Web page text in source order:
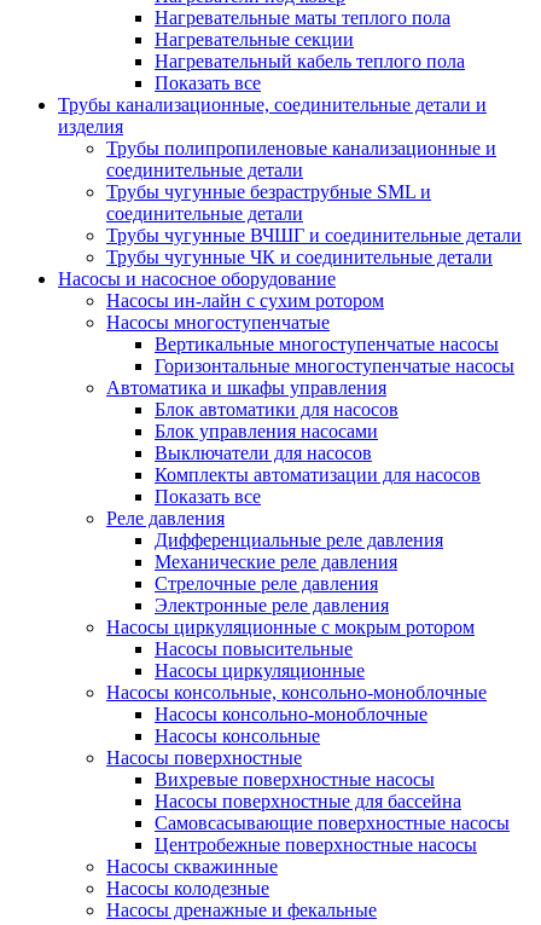
Нагревательные маты теплого пола
Нагревательные секции
Нагревательный кабель теплого пола
Показать все
Трубы канализационные, соединительные детали и
изделия
Трубы полипропиленовые канализационные и
соединительные детали
Трубы чугунные безраструбные SML и
соединительные детали
Трубы чугунные ВЧШГ и соединительные детали
Трубы чугунные ЧК и соединительные детали
Насосы и насосное оборудование
Насосы ин-лайн с сухим ротором
Насосы многоступенчатые
Вертикальные многоступенчатые насосы
Горизонтальные многоступенчатые насосы
Автоматика и шкафы управления
Блок автоматики для насосов
Блок управления насосами
Выключатели для насосов
Комплекты автоматизации для насосов
Показать все
Реле давления
Дифференциальные реле давления
Механические реле давления
Стрелочные реле давления
Электронные реле давления
Насосы циркуляционные с мокрым ротором
Насосы повысительные
Насосы циркуляционные
Насосы консольные, консольно-моноблочные
Насосы консольно-моноблочные
Насосы консольные
Насосы поверхностные
Вихревые поверхностные насосы
Насосы поверхностные для бассейна
Самовсасывающие поверхностные насосы
Центробежные поверхностные насосы
Насосы скважинные
Насосы колодезные
Насосы дренажные и фекальные